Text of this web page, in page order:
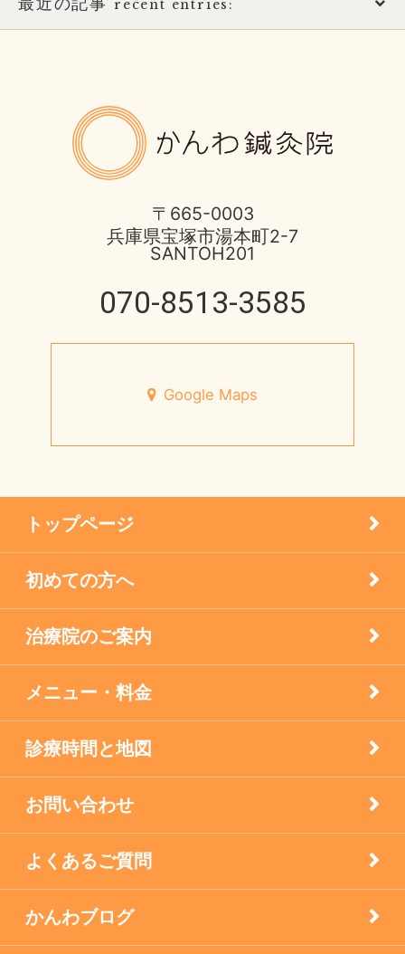
ほっとひと息
円形脱毛症
未分類
疾患
眼科の鍼灸
膝痛治療
西宮市のお店
逆子の鍼灸
食生活で養う免疫力
recent entries:
8月営業日のお知らせ
酷暑に負けない体つくり
未来の健康を支える
宝塚市 メニエール病 20代 女性
メニエル病・突発性難聴のケア
〒665-0003
兵庫県宝塚市湯本町2-7
SANTOH201
070-8513-3585
Google Maps
トップページ
初めての方へ
治療院のご案内
メニュー・料金
診療時間と地図
お問い合わせ
よくあるご質問
かんわブログ